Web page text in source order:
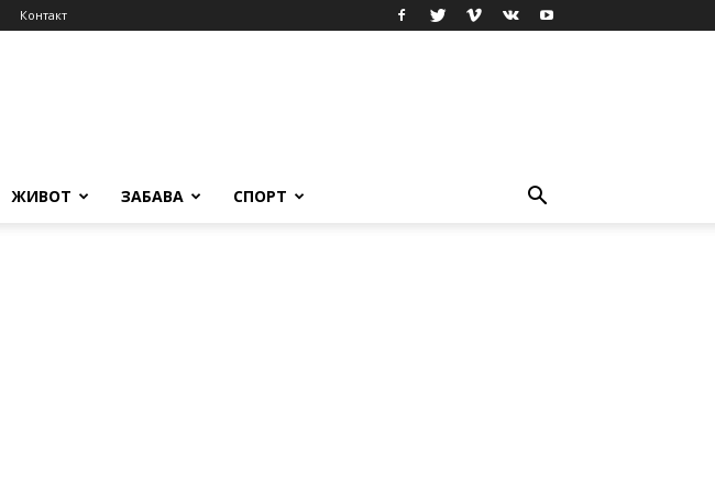
Контакт
ЖИВОТ ЗАБАВА СПОРТ